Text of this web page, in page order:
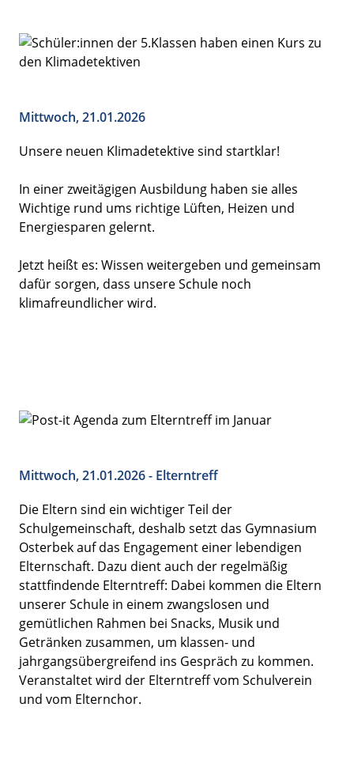
Mittwoch, 21.01.2026
Unsere neuen Klimadetektive sind startklar!
In einer zweitägigen Ausbildung haben sie alles
Wichtige rund ums richtige Lüften, Heizen und
Energiesparen gelernt.
Jetzt heißt es: Wissen weitergeben und gemeinsam
dafür sorgen, dass unsere Schule noch
klimafreundlicher wird.
Mittwoch, 21.01.2026 - Elterntreff
Die Eltern sind ein wichtiger Teil der
Schulgemeinschaft, deshalb setzt das Gymnasium
Osterbek auf das Engagement einer lebendigen
Elternschaft. Dazu dient auch der regelmäßig
stattfindende Elterntreff: Dabei kommen die Eltern
unserer Schule in einem zwangslosen und
gemütlichen Rahmen bei Snacks, Musik und
Getränken zusammen, um klassen- und
jahrgangsübergreifend ins Gespräch zu kommen.
Veranstaltet wird der Elterntreff vom Schulverein
und vom Elternchor.